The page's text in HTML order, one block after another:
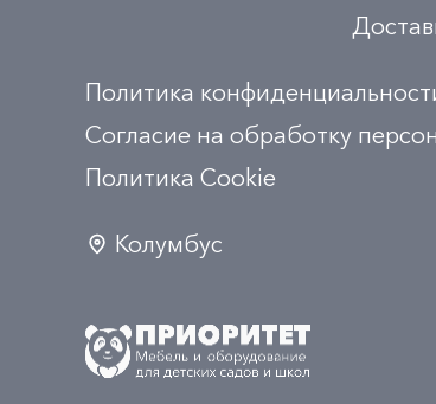
Политика
Согласие на обработку
Политика Сookie
Колумбус